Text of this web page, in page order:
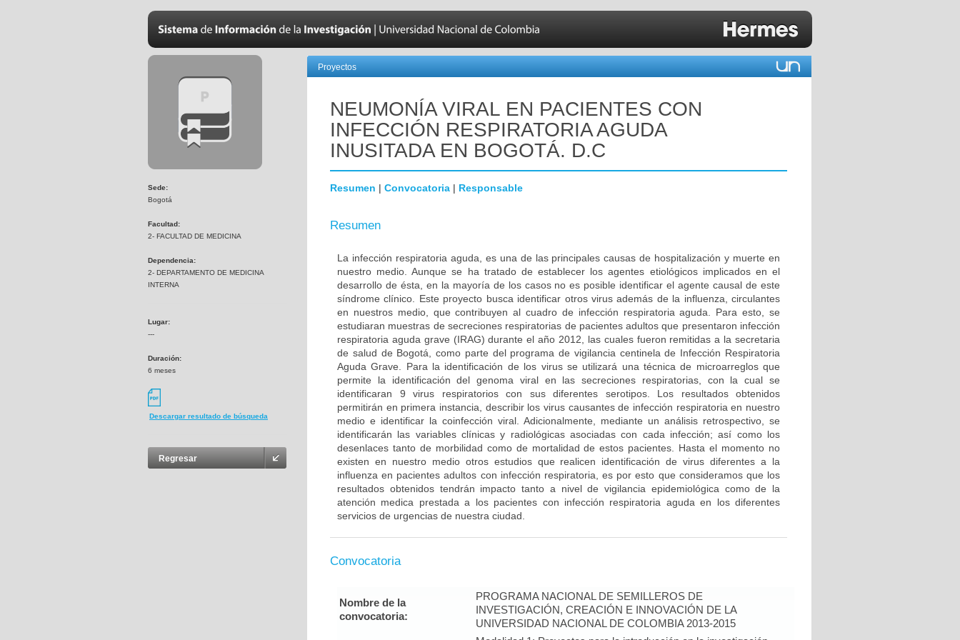
Sede:
Bogotá
Facultad:
2- FACULTAD DE MEDICINA
Dependencia:
2- DEPARTAMENTO DE MEDICINA
INTERNA
Lugar:
---
Duración:
6 meses
Descargar resultado de búsqueda
Regresar
Proyectos
NEUMONÍA VIRAL EN PACIENTES CON
INFECCIÓN RESPIRATORIA AGUDA
INUSITADA EN BOGOTÁ. D.C
Resumen | Convocatoria | Responsable
Resumen
La infección respiratoria aguda, es una de las principales causas de hospitalización y muerte en
nuestro medio. Aunque se ha tratado de establecer los agentes etiológicos implicados en el
desarrollo de ésta, en la mayoría de los casos no es posible identificar el agente causal de este
síndrome clínico. Este proyecto busca identificar otros virus además de la influenza, circulantes
en nuestros medio, que contribuyen al cuadro de infección respiratoria aguda. Para esto, se
estudiaran muestras de secreciones respiratorias de pacientes adultos que presentaron infección
respiratoria aguda grave (IRAG) durante el año 2012, las cuales fueron remitidas a la secretaria
de salud de Bogotá, como parte del programa de vigilancia centinela de Infección Respiratoria
Aguda Grave. Para la identificación de los virus se utilizará una técnica de microarreglos que
permite la identificación del genoma viral en las secreciones respiratorias, con la cual se
identificaran 9 virus respiratorios con sus diferentes serotipos. Los resultados obtenidos
permitirán en primera instancia, describir los virus causantes de infección respiratoria en nuestro
medio e identificar la coinfección viral. Adicionalmente, mediante un análisis retrospectivo, se
identificarán las variables clínicas y radiológicas asociadas con cada infección; así como los
desenlaces tanto de morbilidad como de mortalidad de estos pacientes. Hasta el momento no
existen en nuestro medio otros estudios que realicen identificación de virus diferentes a la
influenza en pacientes adultos con infección respiratoria, es por esto que consideramos que los
resultados obtenidos tendrán impacto tanto a nivel de vigilancia epidemiológica como de la
atención medica prestada a los pacientes con infección respiratoria aguda en los diferentes
servicios de urgencias de nuestra ciudad.
Convocatoria
Nombre de la
convocatoria:
PROGRAMA NACIONAL DE SEMILLEROS DE
INVESTIGACIÓN, CREACIÓN E INNOVACIÓN DE LA
UNIVERSIDAD NACIONAL DE COLOMBIA 2013-2015